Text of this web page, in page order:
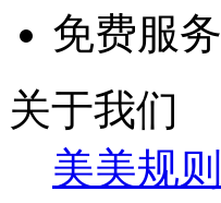
免费服务
关于我们
美美规则